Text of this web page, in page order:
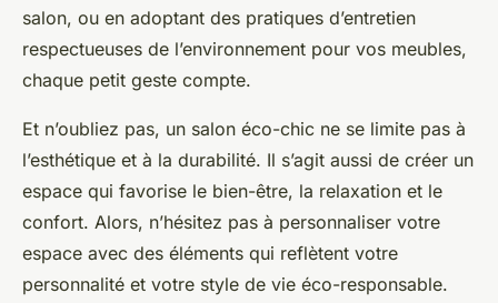
salon, ou en adoptant des pratiques d’entretien
respectueuses de l’environnement pour vos meubles,
chaque petit geste compte.
Et n’oubliez pas, un salon éco-chic ne se limite pas à
l’esthétique et à la durabilité. Il s’agit aussi de créer un
espace qui favorise le bien-être, la relaxation et le
confort. Alors, n’hésitez pas à personnaliser votre
espace avec des éléments qui reflètent votre
personnalité et votre style de vie éco-responsable.